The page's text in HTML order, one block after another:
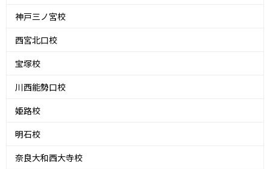
神戸三ノ宮校
西宮北口校
宝塚校
川西能勢口校
姫路校
明石校
奈良大和西大寺校